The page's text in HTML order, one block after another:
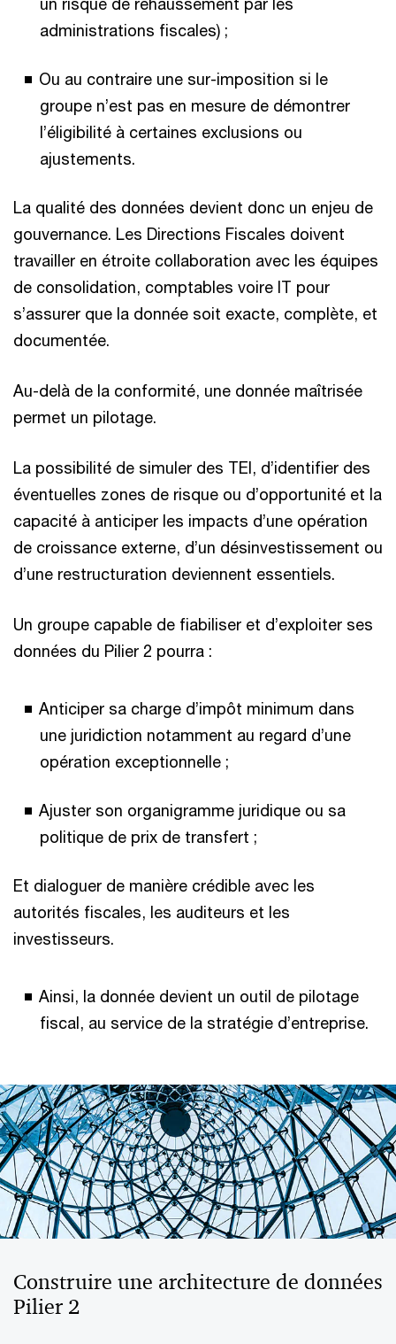
administrations fiscales) ;
Ou au contraire une sur-imposition si le
groupe n’est pas en mesure de démontrer
l’éligibilité à certaines exclusions ou
ajustements.
La qualité des données devient donc un enjeu de
gouvernance. Les Directions Fiscales doivent
travailler en étroite collaboration avec les équipes
de consolidation, comptables voire IT pour
s’assurer que la donnée soit exacte, complète, et
documentée.
Au-delà de la conformité, une donnée maîtrisée
permet un pilotage.
La possibilité de simuler des TEI, d’identifier des
éventuelles zones de risque ou d’opportunité et la
capacité à anticiper les impacts d’une opération
de croissance externe, d’un désinvestissement ou
d’une restructuration deviennent essentiels.
Un groupe capable de fiabiliser et d’exploiter ses
données du Pilier 2 pourra :
Anticiper sa charge d’impôt minimum dans
une juridiction notamment au regard d’une
opération exceptionnelle ;
Ajuster son organigramme juridique ou sa
politique de prix de transfert ;
Et dialoguer de manière crédible avec les
autorités fiscales, les auditeurs et les
investisseurs.
Ainsi, la donnée devient un outil de pilotage
fiscal, au service de la stratégie d’entreprise.
Construire une architecture de données
Pilier 2